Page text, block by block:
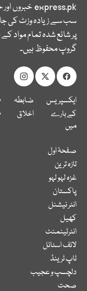
express.pkخبروں
سب سے زیادہ وزٹ کی
پر شائع شدہ تمام مواد
گروپ محفوظ ہیں۔
ایکسپریس
کے بارے
میں
ضابطہ
اخلاق
صفحۂ اول
تازہ ترین
غزہ لہو لہو
پاکستان
انٹر نیشنل
کھیل
انٹرٹینمنٹ
لائف اسٹائل
ٹاپ ٹرینڈ
دلچسپ و عجیب
صحت